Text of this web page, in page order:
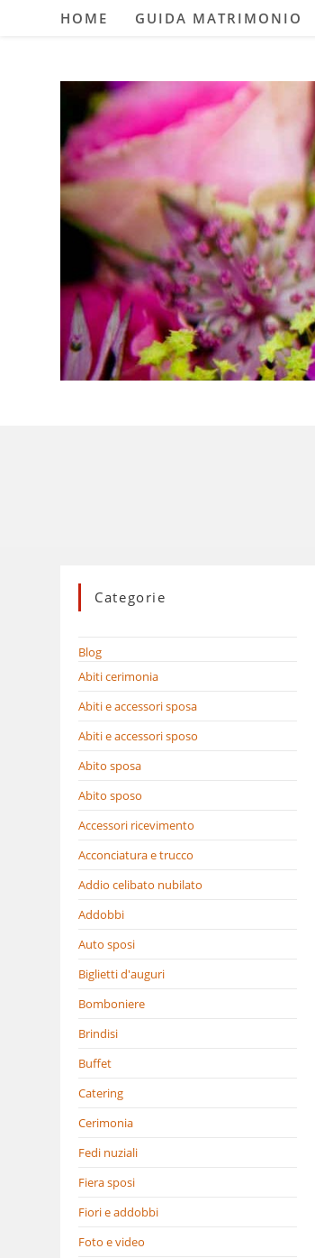
HOME GUIDA MATRIMONIO
Categorie
Blog
Abiti cerimonia
Abiti e accessori sposa
Abiti e accessori sposo
Abito sposa
Abito sposo
Accessori ricevimento
Acconciatura e trucco
Addio celibato nubilato
Addobbi
Auto sposi
Biglietti d'auguri
Bomboniere
Brindisi
Buffet
Catering
Cerimonia
Fedi nuziali
Fiera sposi
Fiori e addobbi
Foto e video